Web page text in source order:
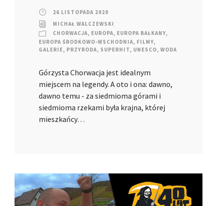
26 LISTOPADA 2020
MICHAŁ WALCZEWSKI
CHORWACJA, EUROPA, EUROPA BAŁKANY,
EUROPA ŚRODKOWO-WSCHODNIA, FILMY,
GALERIE, PRZYRODA, SUPERHIT, UNESCO, WODA
Górzysta Chorwacja jest idealnym
miejscem na legendy. A oto i ona: dawno,
dawno temu - za siedmioma górami i
siedmioma rzekami była krajna, której
mieszkańcy…